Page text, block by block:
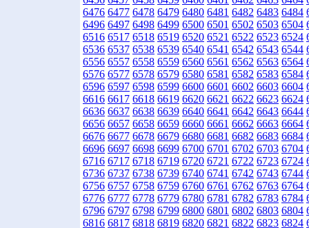
6476 6477 6478 6479 6480 6481 6482 6483 6484
6496 6497 6498 6499 6500 6501 6502 6503 6504
6516 6517 6518 6519 6520 6521 6522 6523 6524
6536 6537 6538 6539 6540 6541 6542 6543 6544
6556 6557 6558 6559 6560 6561 6562 6563 6564
6576 6577 6578 6579 6580 6581 6582 6583 6584
6596 6597 6598 6599 6600 6601 6602 6603 6604
6616 6617 6618 6619 6620 6621 6622 6623 6624
6636 6637 6638 6639 6640 6641 6642 6643 6644
6656 6657 6658 6659 6660 6661 6662 6663 6664
6676 6677 6678 6679 6680 6681 6682 6683 6684
6696 6697 6698 6699 6700 6701 6702 6703 6704
6716 6717 6718 6719 6720 6721 6722 6723 6724
6736 6737 6738 6739 6740 6741 6742 6743 6744
6756 6757 6758 6759 6760 6761 6762 6763 6764
6776 6777 6778 6779 6780 6781 6782 6783 6784
6796 6797 6798 6799 6800 6801 6802 6803 6804
6816 6817 6818 6819 6820 6821 6822 6823 6824